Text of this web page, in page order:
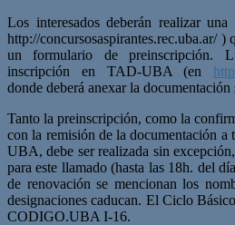
Los interesados deberán realizar
http://concursosaspirantes.rec.uba.ar/ )
un formulario de preinscripción.
inscripción en TAD-UBA (en
donde deberá anexar la
Tanto la preinscripción, como la
con la remisión de la documentación
UBA, debe ser realizada sin
para este llamado (hasta las 18h. del
de renovación se mencionan los
designaciones caducan. El Ciclo
CODIGO.UBA I-16.